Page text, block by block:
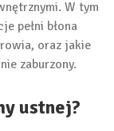
W tym
pełni błona
oraz jakie
zaburzony.
ustnej?